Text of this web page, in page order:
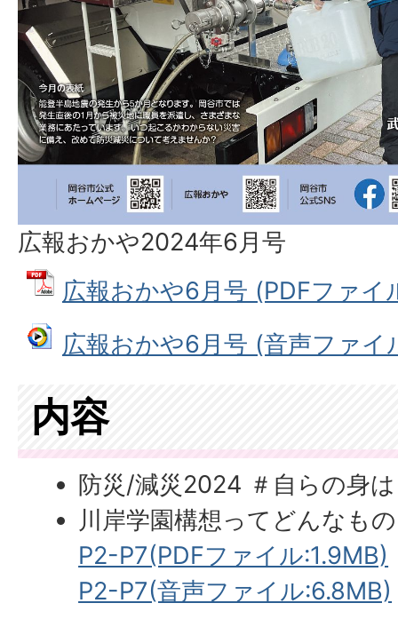
広報おかや2024年6月号
広報おかや6月号 (PDFファイ
広報おかや6月号 (音声ファイ
内容
防災/減災2024 ＃自らの身
川岸学園構想ってどんなも
P2-P7(PDFファイル:1.9MB)
P2-P7(音声ファイル:6.8MB)